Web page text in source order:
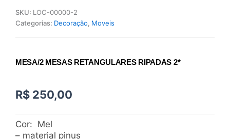
SKU: LOC-00000-2
Categorias: Decoração, Moveis
MESA/2 MESAS RETANGULARES RIPADAS 2*
R$ 250,00
Cor: Mel
– material pinus